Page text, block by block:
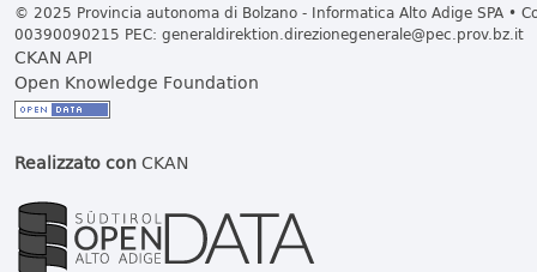
© 2025 Provincia autonoma di Bolzano - Informatica Alto Adige SPA •
00390090215 PEC: generaldirektion.direzionegenerale@pec.prov.bz.it
CKAN API
Open Knowledge Foundation
Realizzato conCKAN